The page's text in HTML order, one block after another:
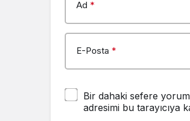
Ad *
E-Posta *
Bir dahaki sefere yorum
adresimi bu tarayıcıya